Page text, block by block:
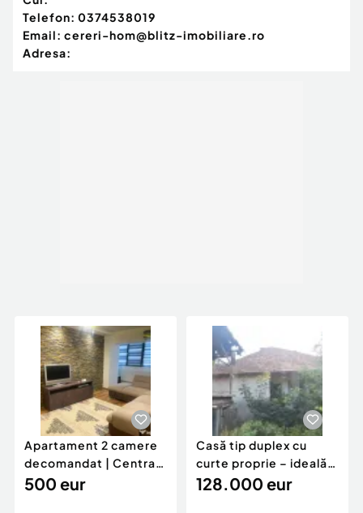
Telefon: 0374538019
Email: cereri-hom@blitz-imobiliare.ro
Adresa:
Apartament 2 camere
decomandat | Centrală
proprie | 60 mp |
500 eur
Casă tip duplex cu
curte proprie – ideală
pentru renovar
128.000 eur